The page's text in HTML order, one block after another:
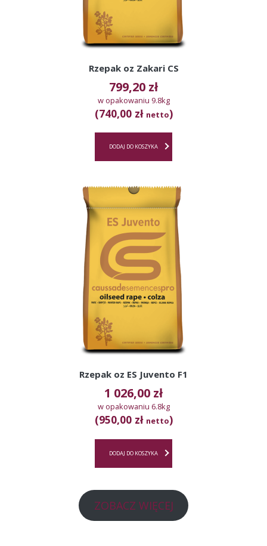
Rzepak oz Zakari CS
799,20 zł
w opakowaniu 9.8kg
(740,00 zł netto)
DODAJ DO KOSZYKA
Rzepak oz ES Juvento F1
1 026,00 zł
w opakowaniu 6.8kg
(950,00 zł netto)
DODAJ DO KOSZYKA
ZOBACZ WIĘCEJ